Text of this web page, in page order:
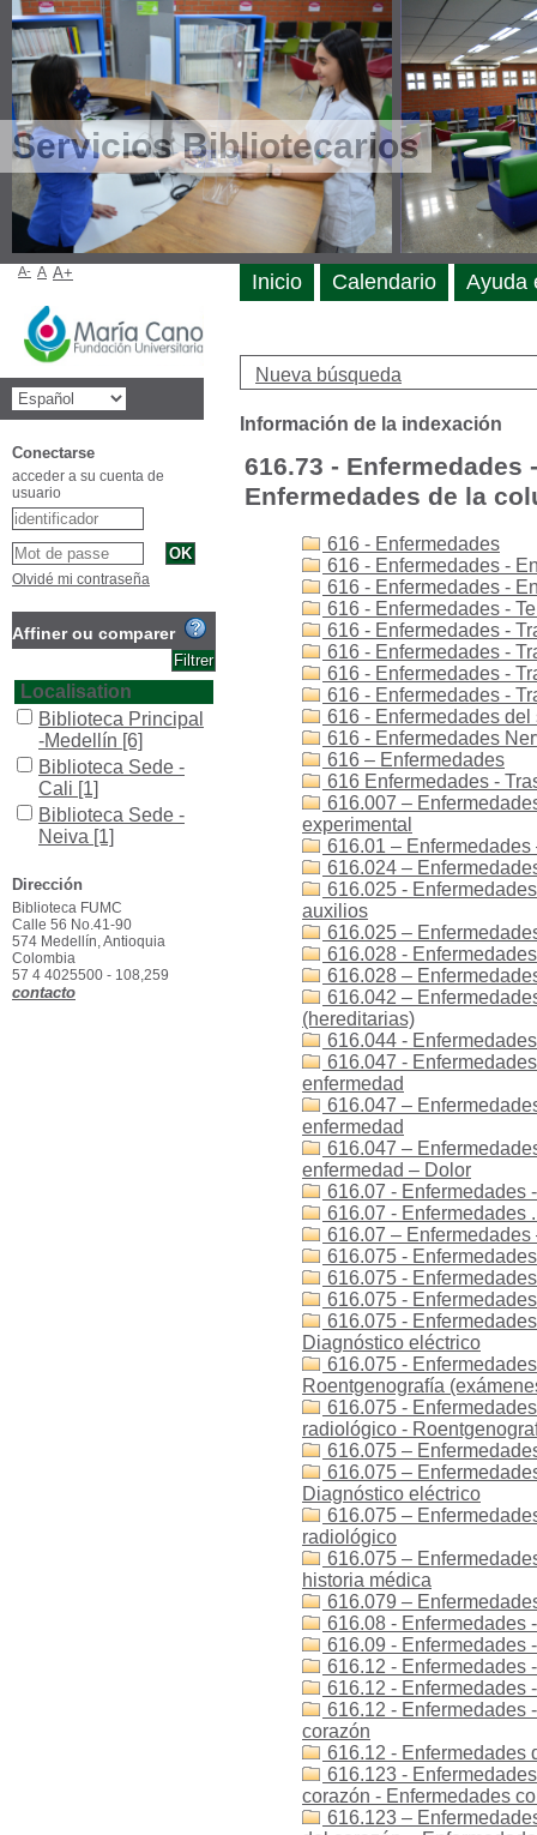
Servicios Bibliotecarios
Nueva búsqueda
Información de la indexación
616.73 -
Enfermedades de la
616 - Enfermedades
616 - Enfermedades -
616 - Enfermedades -
616 - Enfermedades -
616 - Enfermedades -
616 - Enfermedades -
616 - Enfermedades -
616 - Enfermedades -
616 - Enfermedades
616 - Enfermedades
616 – Enfermedades
616 Enfermedades -
616.007 –
experimental
616.01 –
616.024 –
616.025 -
auxilios
616.025 –
616.028 -
616.028 –
616.042 –
(hereditarias)
616.044 -
616.047 -
enfermedad
616.047 –
enfermedad
616.047 –
enfermedad – Dolor
616.07 - Enfermedades
616.07 - Enfermedades
616.07 –
616.075 -
616.075 -
616.075 -
616.075 -
Diagnóstico eléctrico
616.075 -
Roentgenografía
616.075 -
radiológico -
616.075 –
616.075 –
Diagnóstico eléctrico
616.075 –
radiológico
616.075 –
historia médica
616.079 –
616.08 - Enfermedades
616.09 - Enfermedades
616.12 - Enfermedades
616.12 - Enfermedades
616.12 - Enfermedades
corazón
616.12 - Enfermedades
616.123 -
corazón - Enfermedades
616.123 –
Inicio Calendario Ayuda
A- A A+
Conectarse
acceder a su cuenta de
usuario
Olvidé mi contraseña
Affiner ou comparer
Localisation
Biblioteca Principal
-Medellín [6]
Biblioteca Sede -
Cali [1]
Biblioteca Sede -
Neiva [1]
Popayán
Section
Colección General
[3]
Trabajos de Grado
Dirección
Biblioteca FUMC
Calle 56 No.41-90
574 Medellín, Antioquia
Colombia
57 4 4025500 - 108,259
contacto